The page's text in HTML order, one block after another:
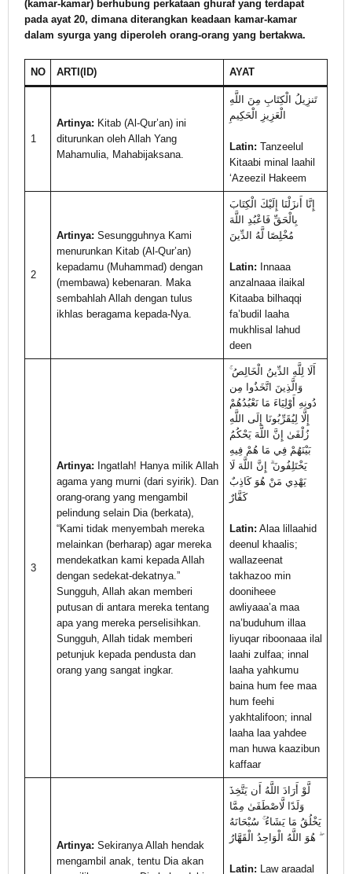
(kamar-kamar) berhubung perkataan ghuraf yang terdapat
pada ayat 20, dimana diterangkan keadaan kamar-kamar
dalam syurga yang diperoleh orang-orang yang bertakwa.
NO ARTI(ID) AYAT
1
Artinya: Kitab (Al-Qur’an) ini
diturunkan oleh Allah Yang
Mahamulia, Mahabijaksana.
تَنزِيلُ الْكِتَابِ مِنَ اللَّهِ
الْعَزِيزِ الْحَكِيمِ
Latin: Tanzeelul
Kitaabi minal laahil
‘Azeezil Hakeem
2
Artinya: Sesungguhnya Kami
menurunkan Kitab (Al-Qur’an)
kepadamu (Muhammad) dengan
(membawa) kebenaran. Maka
sembahlah Allah dengan tulus
ikhlas beragama kepada-Nya.
إِنَّا أَنزَلْنَا إِلَيْكَ الْكِتَابَ
بِالْحَقِّ فَاعْبُدِ اللَّهَ
مُخْلِصًا لَّهُ الدِّينَ
Latin: Innaaa
anzalnaaa ilaikal
Kitaaba bilhaqqi
fa’budil laaha
mukhlisal lahud
deen
3
Artinya: Ingatlah! Hanya milik Allah
agama yang murni (dari syirik). Dan
orang-orang yang mengambil
pelindung selain Dia (berkata),
“Kami tidak menyembah mereka
melainkan (berharap) agar mereka
mendekatkan kami kepada Allah
dengan sedekat-dekatnya.”
Sungguh, Allah akan memberi
putusan di antara mereka tentang
apa yang mereka perselisihkan.
Sungguh, Allah tidak memberi
petunjuk kepada pendusta dan
orang yang sangat ingkar.
أَلَا لِلَّهِ الدِّينُ الْخَالِصُ ۚ
وَالَّذِينَ اتَّخَذُوا مِن
دُونِهِ أَوْلِيَاءَ مَا نَعْبُدُهُمْ
إِلَّا لِيُقَرِّبُونَا إِلَى اللَّهِ
زُلْفَىٰ إِنَّ اللَّهَ يَحْكُمُ
بَيْنَهُمْ فِي مَا هُمْ فِيهِ
يَخْتَلِفُونَ ۗ إِنَّ اللَّهَ لَا
يَهْدِي مَنْ هُوَ كَاذِبٌ
كَفَّارٌ
Latin: Alaa lillaahid
deenul khaalis;
wallazeenat
takhazoo min
dooniheee
awliyaaa’a maa
na’buduhum illaa
liyuqar riboonaaa ilal
laahi zulfaa; innal
laaha yahkumu
baina hum fee maa
hum feehi
yakhtalifoon; innal
laaha laa yahdee
man huwa kaazibun
kaffaar
Artinya: Sekiranya Allah hendak
mengambil anak, tentu Dia akan
لَّوْ أَرَادَ اللَّهُ أَن يَتَّخِذَ
وَلَدًا لَّاصْطَفَىٰ مِمَّا
يَخْلُقُ مَا يَشَاءُ ۚ سُبْحَانَهُ
ۖ هُوَ اللَّهُ الْوَاحِدُ الْقَهَّارُ
Latin: Law araadal